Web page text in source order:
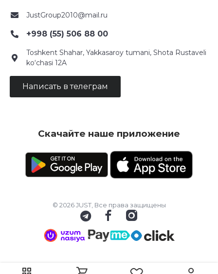
JustGroup2010@mail.ru
+998 (55) 506 88 00
Toshkent Shahar, Yakkasaroy tumani, Shota Rustaveli
ko‘chasi 12A
Написать в телеграм
Скачайте наше приложение
© 2026 JUST, Все права защищены